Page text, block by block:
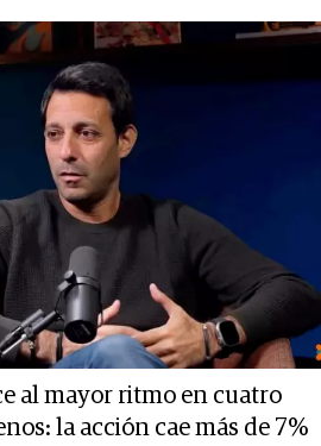
al mayor ritmo en cuatro
la acción cae más de 7%